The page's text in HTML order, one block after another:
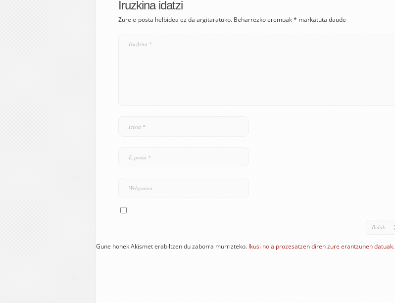
Iruzkina idatzi
Zure e-posta helbidea ez da argitaratuko. Beharrezko eremuak* markatuta daude
Gune honek Akismet erabiltzen du zaborra murrizteko. Ikusi nola prozesatzen diren zure erantzunen datuak.